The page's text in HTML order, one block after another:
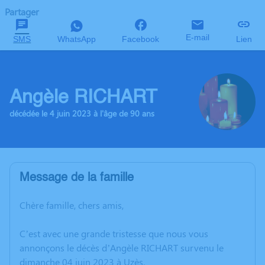
Partager
SMS WhatsApp Facebook E-mail Lien
Angèle RICHART
décédée le 4 juin 2023 à l'âge de 90 ans
Message de la famille
Chère famille, chers amis,
C’est avec une grande tristesse que nous vous
annonçons le décès d’Angèle RICHART survenu le
dimanche 04 juin 2023 à Uzès.